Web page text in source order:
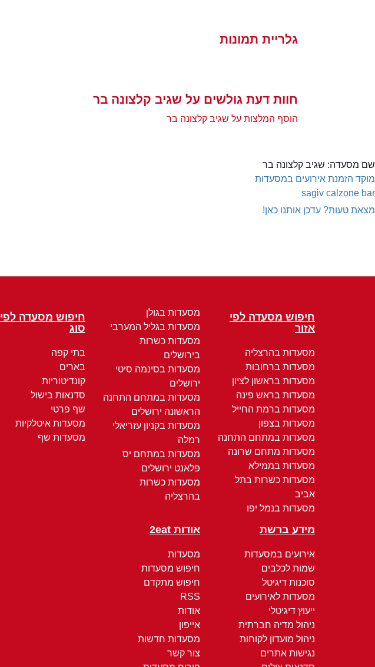
גלריית תמונות
חוות דעת גולשים על שגיב קלצונה בר
הוסף המלצות על שגיב קלצונה בר
שם מסעדה: שגיב קלצונה בר
מוקד הזמנת אירועים במסעדות
sagiv calzone bar
מצאת טעות? עדכן אותנו כאן!
חיפוש מסעדה לפי
אזור
מסעדות בהרצליה
מסעדות ברחובות
מסעדות בראשון לציון
מסעדות בראש פינה
מסעדות ברמת החייל
מסעדות בצפון
מסעדות במתחם התחנה
מסעדות מתחם שרונה
מסעדות בממילא
מסעדות כשרות בתל
אביב
מסעדות בנמל יפו
מסעדות בגולן
מסעדות בגליל המערבי
מסעדות כשרות
בירושלים
מסעדות בסינמה סיטי
ירושלים
מסעדות במתחם התחנה
הראשונה ירושלים
מסעדות בקניון עזריאלי
רמלה
מסעדות במתחם יס
פלאנט ירושלים
מסעדות כשרות
בהרצליה
חיפוש מסעדה לפי
סוג
בתי קפה
בארים
קונדיטוריות
סדנאות בישול
שף פרטי
מסעדות איטלקיות
מסעדות שף
מידע ברשת
אירועים במסעדות
שמות לכלבים
סוכנות דיגיטל
מסעדות לאירועים
ייעוץ דיגיטלי
ניהול מדיה חברתית
ניהול מועדון לקוחות
נגישות אתרים
אודות 2eat
מסעדות
חיפוש מסעדות
חיפוש מתקדם
RSS
אודות
אייפון
מסעדות חדשות
צור קשר